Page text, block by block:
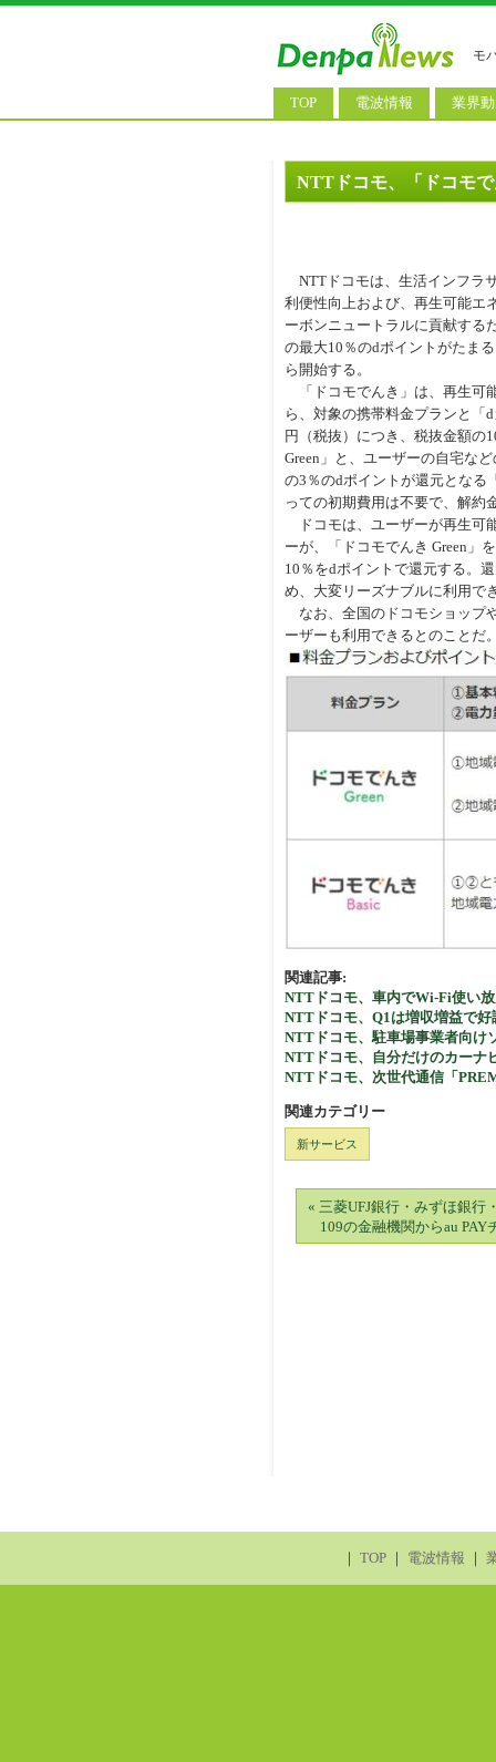
モ
TOP 電波情報
基地局ニュース
業界
決算情
料金改
NTTドコモ、「ドコモ
NTTドコモは、生活インフラ
利便性向上および、再生可能エ
ーボンニュートラルに貢献する
の最大10％のdポイントがたま
ら開始する。
「ドコモでんき」は、再生可
ら、対象の携帯料金プランと「
円（税抜）につき、税抜金額の
Green」と、ユーザーの自宅な
の3％のdポイントが還元となる
っての初期費用は不要で、解約
ドコモは、ユーザーが再生可
ーが、「ドコモでんき Green」
10％をdポイントで還元する。
め、大変リーズナブルに利用で
なお、全国のドコモショップ
ーザーも利用できるとのことだ
関連記事:
NTTドコモ、車内でWi-Fi使い
NTTドコモ、Q1は増収増益で
NTTドコモ、駐車場事業者向
NTTドコモ、自分だけのカーナ
NTTドコモ、次世代通信「
関連カテゴリー
新サービス
« 三菱UFJ銀行・みずほ銀行
109の金融機関からau PAY
｜ TOP｜ 電波情報 ｜